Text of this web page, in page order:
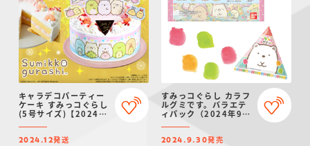
キャラデコパーティー
ケーキ すみっコぐらし
(5号サイズ)【2024年
12月発送・クリスマス
予約】
2024.12発送
すみっコぐらし カラフ
ルグミです。バラエテ
ィパック（2024年9月
2024.9.30発売